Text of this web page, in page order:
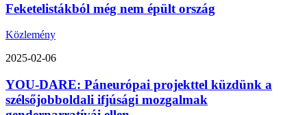
Feketelistákból még nem épült ország
Közlemény
2025-02-06
YOU-DARE: Páneurópai projekttel küzdünk a
szélsőjobboldali ifjúsági mozgalmak